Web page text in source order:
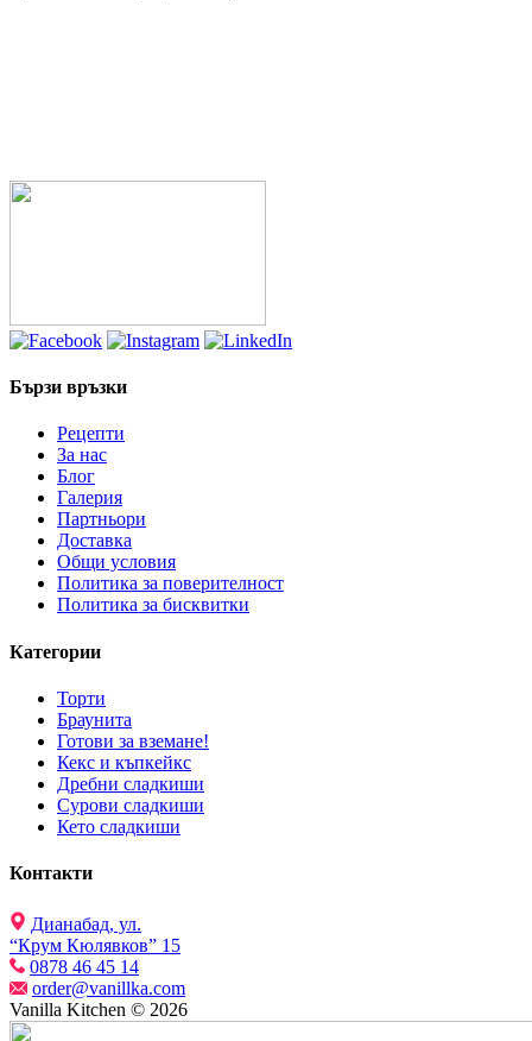
Бързи връзки
Рецепти
За нас
Блог
Галерия
Партньори
Доставка
Общи условия
Политика за поверителност
Политика за бисквитки
Категории
Торти
Браунита
Готови за вземане!
Кекс и къпкейкс
Дребни сладкиши
Сурови сладкиши
Кето сладкиши
Контакти
Дианабад, ул.
“Крум Кюлявков” 15
0878 46 45 14
order@vanillka.com
Vanilla Kitchen © 2026